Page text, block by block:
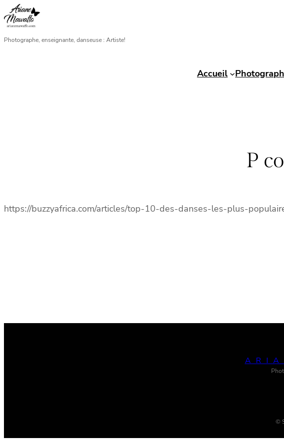
Aller
au
contenu
Photographe, enseignante, danseuse : Artiste!
Accueil
P
https://buzzyafrica.com/articles/top-10-des-danses-les-plus-
©